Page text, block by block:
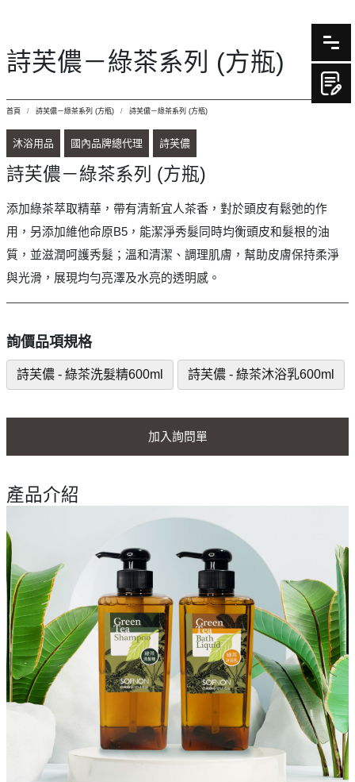
詩芙儂－綠茶系列 (方瓶)
首頁 詩芙儂－綠茶系列 (方瓶) 詩芙儂－綠茶系列 (方瓶)
沐浴用品 國內品牌總代理 詩芙儂
詩芙儂－綠茶系列 (方瓶)
添加綠茶萃取精華，帶有清新宜人茶香，對於頭皮有鬆弛的作
用，另添加維他命原B5，能潔淨秀髮同時均衡頭皮和髮根的油
質，並滋潤呵護秀髮；溫和清潔、調理肌膚，幫助皮膚保持柔淨
與光滑，展現均勻亮澤及水亮的透明感。
詢價品項規格
詩芙儂 - 綠茶洗髮精600ml 詩芙儂 - 綠茶沐浴乳600ml
加入詢問單
產品介紹